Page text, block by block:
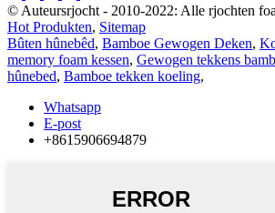
© Auteursrjocht - 2010-2022: Alle rjochten
Hot Produkten, Sitemap
Bûten hûnebêd, Bamboe Gewogen Deken,
memory foam kessen, Gewogen tekkens
hûnebed, Bamboe tekken koeling,
Whatsapp
E-post
+8615906694879